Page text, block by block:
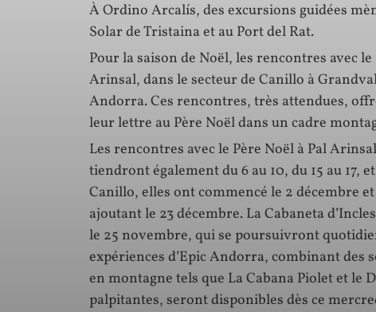
À Ordino Arcalís, des excursions guidées
Solar de Tristaina et au Port del Rat.
Pour la saison de Noël, les rencontres avec
Arinsal, dans le secteur de Canillo à
Andorra. Ces rencontres, très attendues,
leur lettre au Père Noël dans un cadre
Les rencontres avec le Père Noël à Pal
tiendront également du 6 au 10, du 15 au 17,
Canillo, elles ont commencé le 2 décembre
ajoutant le 23 décembre. La Cabaneta
le 25 novembre, qui se poursuivront
expériences d’Epic Andorra, combinant des
en montagne tels que La Cabana Piolet et le
palpitantes, seront disponibles dès ce